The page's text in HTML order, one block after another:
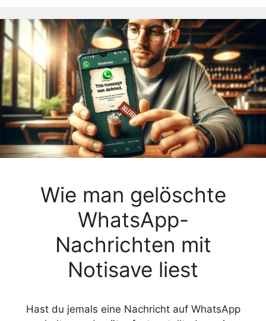
Wie man gelöschte
WhatsApp-
Nachrichten mit
Notisave liest
Hast du jemals eine Nachricht auf WhatsApp